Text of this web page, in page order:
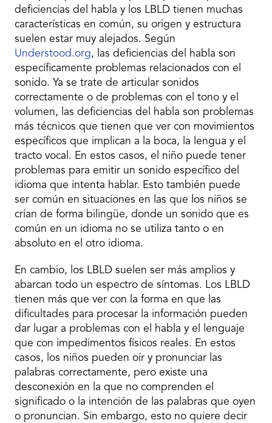
deficiencias del habla y los LBLD tienen muchas
características en común, su origen y estructura
suelen estar muy alejados. Según
Understood.org, las deficiencias del habla son
específicamente problemas relacionados con el
sonido. Ya se trate de articular sonidos
correctamente o de problemas con el tono y el
volumen, las deficiencias del habla son problemas
más técnicos que tienen que ver con movimientos
específicos que implican a la boca, la lengua y el
tracto vocal. En estos casos, el niño puede tener
problemas para emitir un sonido específico del
idioma que intenta hablar. Esto también puede
ser común en situaciones en las que los niños se
crían de forma bilingüe, donde un sonido que es
común en un idioma no se utiliza tanto o en
absoluto en el otro idioma.
En cambio, los LBLD suelen ser más amplios y
abarcan todo un espectro de síntomas. Los LBLD
tienen más que ver con la forma en que las
dificultades para procesar la información pueden
dar lugar a problemas con el habla y el lenguaje
que con impedimentos físicos reales. En estos
casos, los niños pueden oír y pronunciar las
palabras correctamente, pero existe una
desconexión en la que no comprenden el
significado o la intención de las palabras que oyen
o pronuncian. Sin embargo, esto no quiere decir